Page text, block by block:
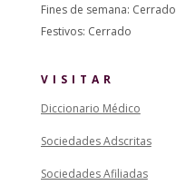
Fines de semana: Cerrado
Festivos: Cerrado
VISITAR
Diccionario Médico
Sociedades Adscritas
Sociedades Afiliadas